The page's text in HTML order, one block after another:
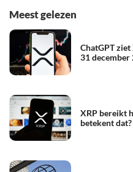
Meest gelezen
ChatGPT
31 december
XRP bereikt
betekent dat?